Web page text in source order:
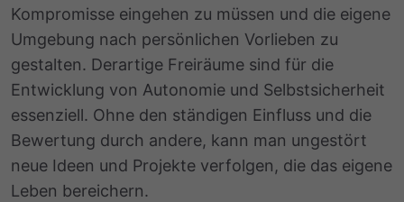
Kompromisse eingehen zu müssen und die eigene
Umgebung nach persönlichen Vorlieben zu
gestalten. Derartige Freiräume sind für die
Entwicklung von Autonomie und Selbstsicherheit
essenziell. Ohne den ständigen Einfluss und die
Bewertung durch andere, kann man ungestört
neue Ideen und Projekte verfolgen, die das eigene
Leben bereichern.